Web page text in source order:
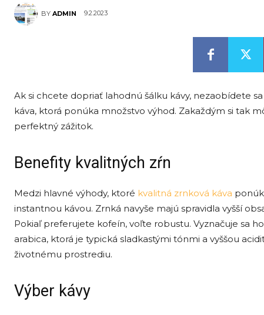
BY ADMIN 9.2.2023
Ak si chcete dopriať lahodnú šálku kávy, nezaobídete
káva, ktorá ponúka množstvo výhod. Zakaždým si tak
perfektný zážitok.
Benefity kvalitných zŕn
Medzi hlavné výhody, ktoré kvalitná zrnková káva
instantnou kávou. Zrnká navyše majú spravidla vyšší
Pokiaľ preferujete kofeín, voľte robustu. Vyznačuje sa
arabica, ktorá je typická sladkastými tónmi a vyššou
životnému prostrediu.
Výber kávy